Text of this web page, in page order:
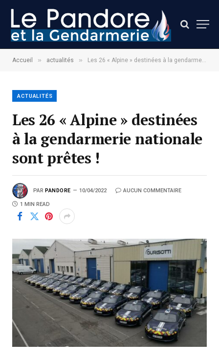
Accueil » actualités » Les 26 « Alpine » destinées à la gendarmerie nationale sont prêtes !
ACTUALITÉS
Les 26 « Alpine » destinées
à la gendarmerie nationale
sont prêtes !
PAR PANDORE 10/04/2022 AUCUN COMMENTAIRE
1 MIN READ